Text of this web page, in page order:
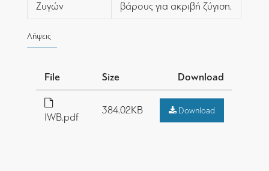
Ζυγών
βάρους για ακριβή ζύγιση.
Λήψεις
File Size Download
IWB.pdf
384.02KB Download